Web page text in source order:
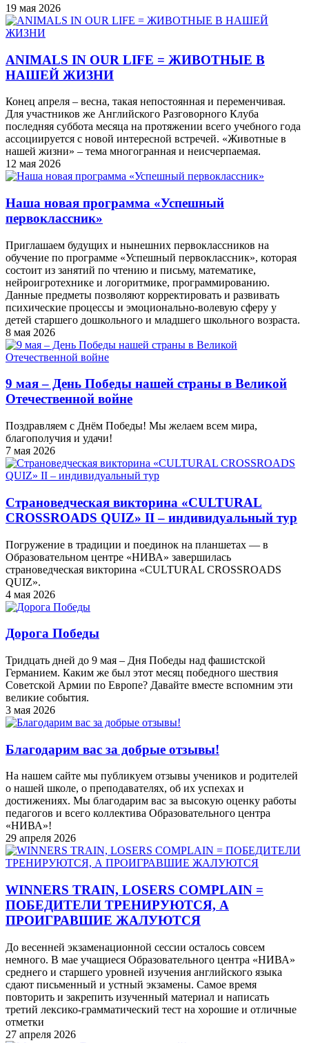
19 мая 2026
ANIMALS IN OUR LIFE = ЖИВОТНЫЕ В
НАШЕЙ ЖИЗНИ
Конец апреля – весна, такая непостоянная и переменчивая.
Для участников же Английского Разговорного Клуба
последняя суббота месяца на протяжении всего учебного года
ассоциируется с новой интересной встречей. «Животные в
нашей жизни» – тема многогранная и неисчерпаемая.
12 мая 2026
Наша новая программа «Успешный
первоклассник»
Приглашаем будущих и нынешних первоклассников на
обучение по программе «Успешный первоклассник», которая
состоит из занятий по чтению и письму, математике,
нейроигротехнике и логоритмике, программированию.
Данные предметы позволяют корректировать и развивать
психические процессы и эмоционально-волевую сферу у
детей старшего дошкольного и младшего школьного возраста.
8 мая 2026
9 мая – День Победы нашей страны в Великой
Отечественной войне
Поздравляем с Днём Победы! Мы желаем всем мира,
благополучия и удачи!
7 мая 2026
Страноведческая викторина «CULTURAL
CROSSROADS QUIZ» II – индивидуальный тур
Погружение в традиции и поединок на планшетах — в
Образовательном центре «НИВА» завершилась
страноведческая викторина «CULTURAL CROSSROADS
QUIZ».
4 мая 2026
Дорога Победы
Тридцать дней до 9 мая – Дня Победы над фашистской
Германием. Каким же был этот месяц победного шествия
Советской Армии по Европе? Давайте вместе вспомним эти
великие события.
3 мая 2026
Благодарим вас за добрые отзывы!
На нашем сайте мы публикуем отзывы учеников и родителей
о нашей школе, о преподавателях, об их успехах и
достижениях. Мы благодарим вас за высокую оценку работы
педагогов и всего коллектива Образовательного центра
«НИВА»!
29 апреля 2026
WINNERS TRAIN, LOSERS COMPLAIN =
ПОБЕДИТЕЛИ ТРЕНИРУЮТСЯ, А
ПРОИГРАВШИЕ ЖАЛУЮТСЯ
До весенней экзаменационной сессии осталось совсем
немного. В мае учащиеся Образовательного центра «НИВА»
среднего и старшего уровней изучения английского языка
сдают письменный и устный экзамены. Самое время
повторить и закрепить изученный материал и написать
третий лексико-грамматический тест на хорошие и отличные
отметки
27 апреля 2026